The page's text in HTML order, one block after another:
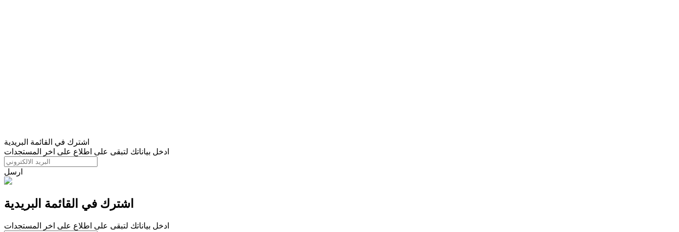
اشترك في القائمة البريدية
ادخل بياناتك لتبقى على اطلاع على اخر المستجدات
ارسل
اشترك في القائمة البريدية
ادخل بياناتك لتبقى على اطلاع على اخر المستجدات